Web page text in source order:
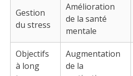
Gestion
du stress
Amélioration
de la santé
mentale
Objectifs
à long
Augmentation
de la